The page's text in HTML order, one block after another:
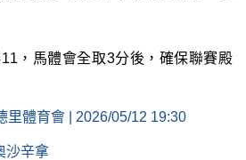
，馬體會全取3分後，確保聯賽殿
里體育會 | 2026/05/12 19:30
沙辛拿